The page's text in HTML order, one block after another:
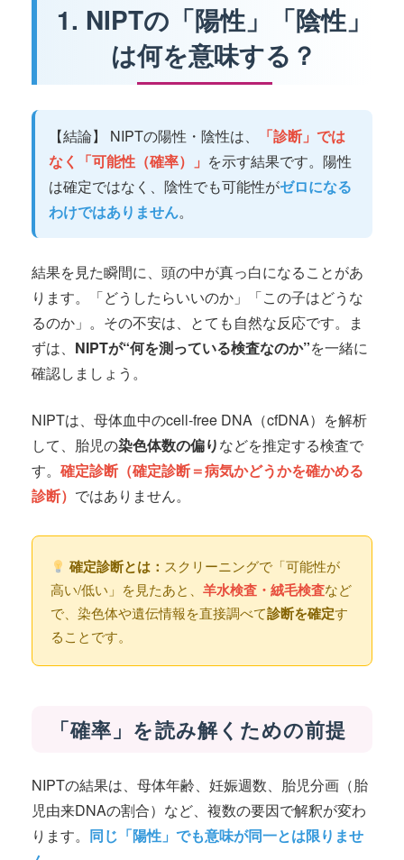
1. NIPTの「陽性」「陰性」
は何を意味する？
【結論】 NIPTの陽性・陰性は、
「診断」では
なく「可能性（確率）」 を示す結果です。陽性
は確定ではなく、陰性でも可能性がゼロになる
わけではありません。
結果を見た瞬間に、頭の中が真っ白になることがあ
ります。「どうしたらいいのか」「この子はどうな
るのか」。その不安は、とても自然な反応です。ま
ずは、 NIPTが“何を測っている検査なのか”を一緒に
確認しましょう。
NIPTは、母体血中のcell-free DNA（cfDNA）を解析
して、胎児の染色体数の偏りなどを推定する検査で
す。 確定診断（確定診断＝病気かどうかを確かめる
診断） ではありません。
確定診断とは： スクリーニングで「可能性が
高い/低い」を見たあと、 羊水検査・絨毛検査など
で、染色体や遺伝情報を直接調べて診断を確定す
ることです。
「確率」を読み解くための前提
NIPTの結果は、母体年齢、妊娠週数、胎児分画（胎
児由来DNAの割合）など、複数の要因で解釈が変わ
ります。 同じ「陽性」でも意味が同一とは限りませ